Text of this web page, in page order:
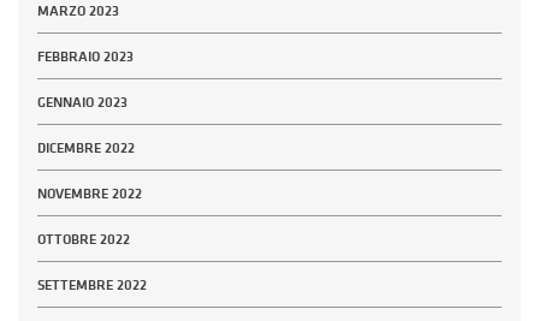
MARZO 2023
FEBBRAIO 2023
GENNAIO 2023
DICEMBRE 2022
NOVEMBRE 2022
OTTOBRE 2022
SETTEMBRE 2022